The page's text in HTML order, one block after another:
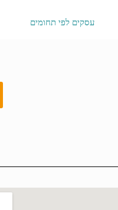
עסקים לפי תחומים